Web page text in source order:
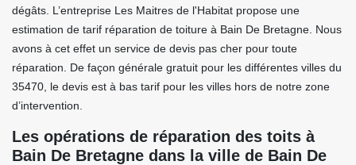
dégâts. L’entreprise Les Maitres de l'Habitat propose une
estimation de tarif réparation de toiture à Bain De Bretagne. Nous
avons à cet effet un service de devis pas cher pour toute
réparation. De façon générale gratuit pour les différentes villes du
35470, le devis est à bas tarif pour les villes hors de notre zone
d’intervention.
Les opérations de réparation des toits à
Bain De Bretagne dans la ville de Bain De